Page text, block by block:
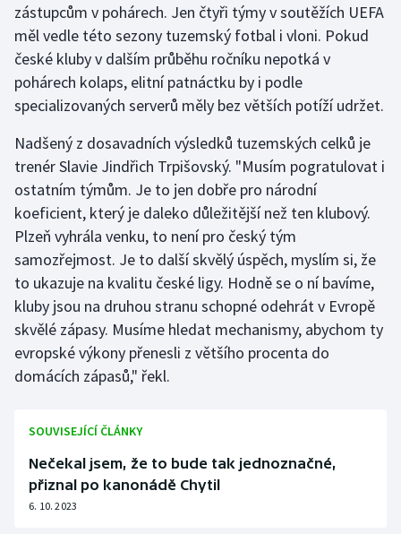
zástupcům v pohárech. Jen čtyři týmy v soutěžích UEFA
měl vedle této sezony tuzemský fotbal i vloni. Pokud
české kluby v dalším průběhu ročníku nepotká v
pohárech kolaps, elitní patnáctku by i podle
specializovaných serverů měly bez větších potíží udržet.
Nadšený z dosavadních výsledků tuzemských celků je
trenér Slavie Jindřich Trpišovský. "Musím pogratulovat i
ostatním týmům. Je to jen dobře pro národní
koeficient, který je daleko důležitější než ten klubový.
Plzeň vyhrála venku, to není pro český tým
samozřejmost. Je to další skvělý úspěch, myslím si, že
to ukazuje na kvalitu české ligy. Hodně se o ní bavíme,
kluby jsou na druhou stranu schopné odehrát v Evropě
skvělé zápasy. Musíme hledat mechanismy, abychom ty
evropské výkony přenesli z většího procenta do
domácích zápasů," řekl.
SOUVISEJÍCÍ ČLÁNKY
Nečekal jsem, že to bude tak jednoznačné,
přiznal po kanonádě Chytil
6. 10. 2023